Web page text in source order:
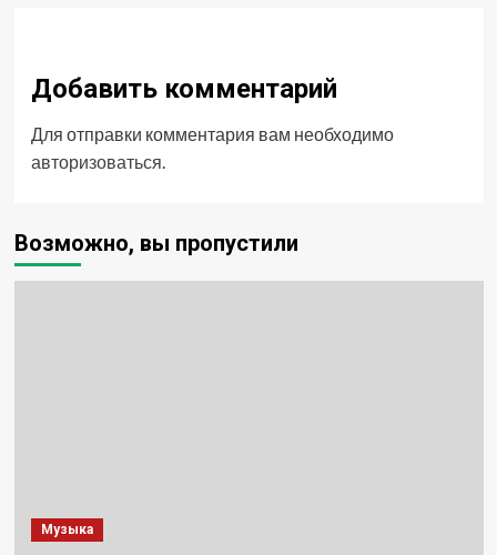
Добавить комментарий
Для отправки комментария вам необходимо
авторизоваться.
Возможно, вы пропустили
Музыка